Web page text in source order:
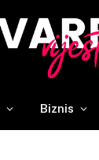
Biznis